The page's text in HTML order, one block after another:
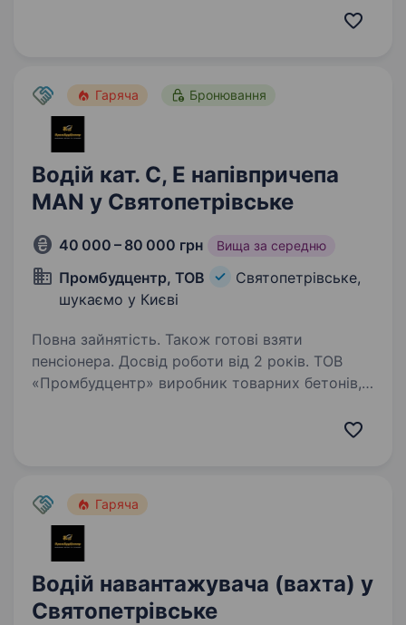
Гаряча Бронювання
Водій кат. С, Е напівпричепа
MAN у Святопетрівське
40 000 – 80 000 грн Вища за середню
Промбудцентр, ТОВ
Святопетрівське,
шукаємо у Києві
Повна зайнятість. Також готові взяти
пенсіонера. Досвід роботи від 2 років. ТОВ
«Промбудцентр» виробник товарних бетонів,
Святопетрівське…
Гаряча
Водій навантажувача (вахта) у
Святопетрівське